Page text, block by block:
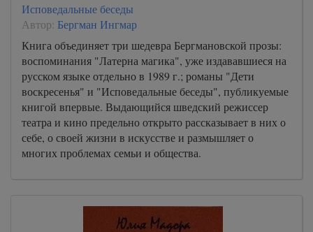
Исповедальные беседы
Автор: Бергман Ингмар
Книга объединяет три шедевра Бергмановской прозы:
воспоминания "Латерна магика", уже издававшиеся на
русском языке отдельно в 1989 г.; романы "Дети
воскресенья" и "Исповедальные беседы", публикуемые
книгой впервые. Выдающийся шведский режиссер
театра и кино предельно открыто рассказывает в них о
себе, о своей жизни в искусстве и размышляет о
многих проблемах семьи и общества.